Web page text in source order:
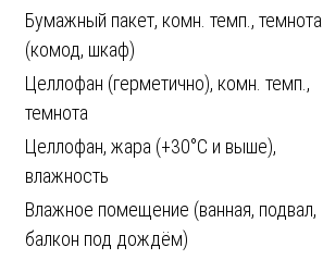
Бумажный пакет, комн. темп., темнота
(комод, шкаф)
Целлофан (герметично), комн. темп.,
темнота
Целлофан, жара (+30°C и выше),
влажность
Влажное помещение (ванная, подвал,
балкон под дождём)